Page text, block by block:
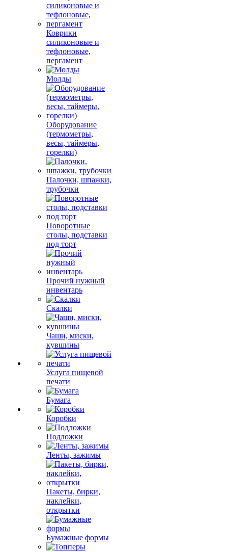
Коврики
силиконовые и
тефлоновые,
пергамент
Молды
Оборудование
(термометры,
весы, таймеры,
горелки)
Палочки, шпажки,
трубочки
Поворотные
столы, подставки
под торт
Прочий нужный
инвентарь
Скалки
Чаши, миски,
кувшины
Услуга пищевой
печати
Бумага
Коробки
Подложки
Ленты, зажимы
Пакеты, бирки,
наклейки,
открытки
Бумажные формы